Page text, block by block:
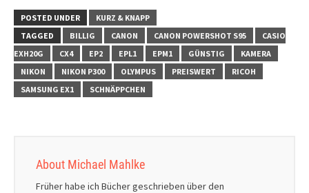
POSTED UNDER
KURZ & KNAPP
TAGGED
BILLIG CANON CANON POWERSHOT S95
CASIO
EXH20G
CX4 EP2 EPL1 EPM1 GÜNSTIG
KAMERA
NIKON
NIKON P300 OLYMPUS PREISWERT
RICOH
SAMSUNG EX1
SCHNÄPPCHEN
About Michael Mahlke
Früher habe ich Bücher geschrieben über den